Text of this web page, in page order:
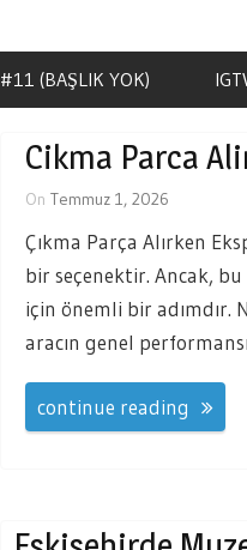
#11 (BAŞLIK YOK)
Cikma Parca
On Temmuz 1, 2026
Çıkma Parça Alırken
bir seçenektir. Ancak,
için önemli bir adımdır.
aracın genel
continue reading